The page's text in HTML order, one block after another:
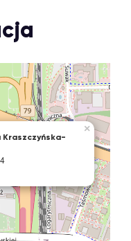
Kraszczyńska-
×